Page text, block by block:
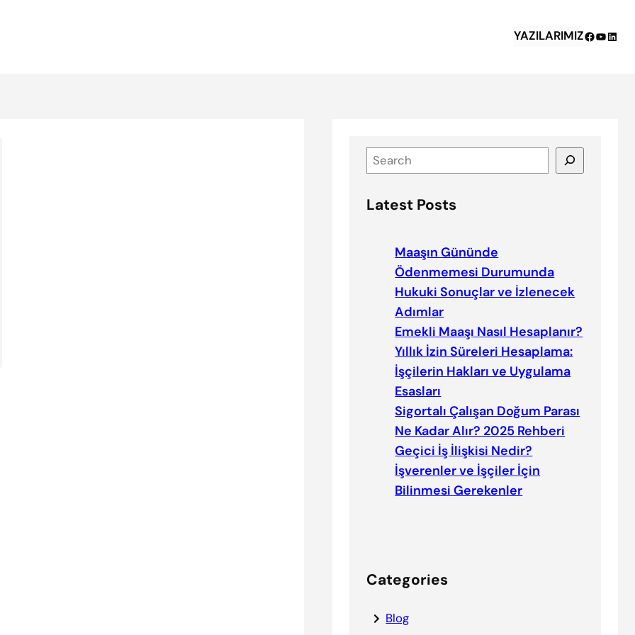
YAZILARIMIZFacebook
e
r
Latest Posts
Maaşın Gününde
Ödenmemesi Durumunda
Hukuki Sonuçlar ve İzlenecek
Adımlar
Emekli Maaşı Nasıl Hesaplanır?
Yıllık İzin Süreleri Hesaplama:
İşçilerin Hakları ve Uygulama
Esasları
Sigortalı Çalışan Doğum Parası
Ne Kadar Alır? 2025 Rehberi
Geçici İş İlişkisi Nedir?
İşverenler ve İşçiler İçin
Bilinmesi Gerekenler
Categories
Blog